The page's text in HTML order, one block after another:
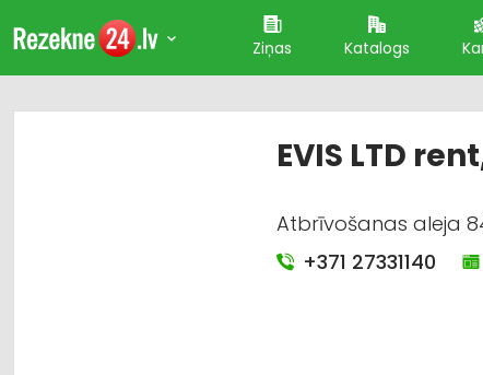
Ziņas Katalogs
EVIS LTD
Atbrīvošanas aleja
+371 27331140